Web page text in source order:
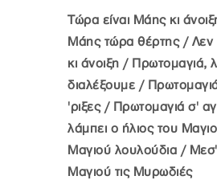
Τώρα είναι Μάης κι
Μάης τώρα θέρτης /
κι άνοιξη / Πρωτομαγιά,
διαλέξουμε /
'ριξες / Πρωτομαγιά σ'
λάμπει ο ήλιος του
Μαγιού λουλούδια /
Μαγιού τις Μυρωδιές